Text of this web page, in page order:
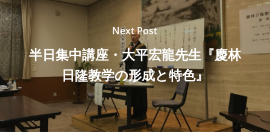
Next Post
半日集中講座・大平宏龍先生『慶林
日隆教学の形成と特色』